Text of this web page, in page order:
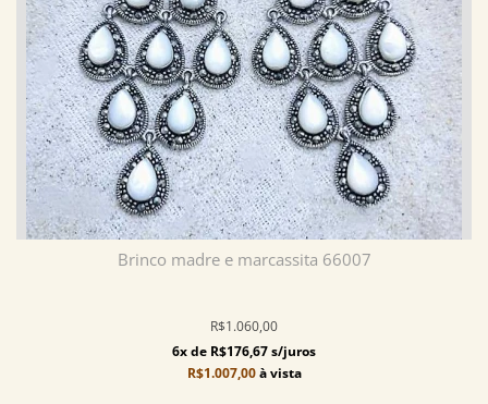
Brinco madre e marcassita 66007
R$1.060,00
6x de R$176,67 s/juros
R$1.007,00à vista